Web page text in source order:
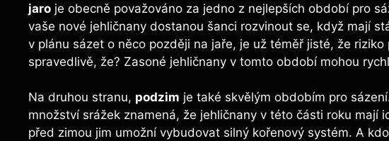
jaro je obecně považováno za jedno z nejlepších období pro
vaše nové jehličnany dostanou šanci rozvinout se, když mají
v‌ plánu sázet o něco později na jaře, je už téměř jisté, ‌že
spravedlivě, že? Zasoné jehličnany v ‍tomto období ⁣mohou
Na druhou stranu, podzim je také skvělým obdobím pro
množství srážek znamená, že jehličnany v této části roku mají
před zimou jim‌ umožní vybudovat silný kořenový systém. A